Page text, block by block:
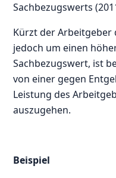
Sachbezugswerts
Kürzt der Arbeitgeber
jedoch um einen
Sachbezugswert, ist
von einer gegen
Leistung des
auszugehen.
Beispiel